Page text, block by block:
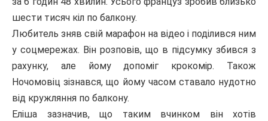
шести тисяч кіл по балкону.
Любитель зняв свій марафон на відео і поділився ним
у соцмережах. Він розповів, що в підсумку збився з
рахунку, але йому допоміг крокомір. Також
Ночомовіц зізнався, що йому часом ставало нудотно
від кружляння по балкону.
Еліша зазначив, що таким вчинком він хотів